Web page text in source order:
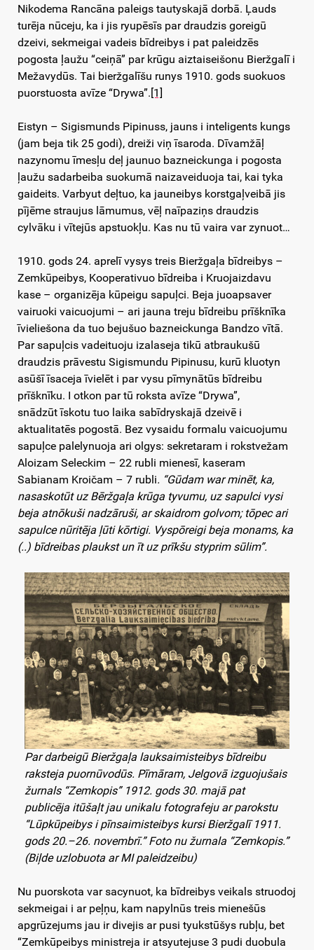
Nikodema Rancāna paleigs tautyskajā dorbā. Ļauds
turēja nūceju, ka i jis ryupēsīs par draudzis goreigū
dzeivi, sekmeigai vadeis bīdreibys i pat paleidzēs
pogosta ļaužu “ceiņā” par krūgu aiztaiseišonu Bieržgalī i
Mežavydūs. Tai bieržgalīšu runys 1910. gods suokuos
puorstuosta avīze “Drywa”. [1]
Eistyn – Sigismunds Pipinuss, jauns i inteligents kungs
(jam beja tik 25 godi), dreiži viņ īsaroda. Dīvamžāļ
nazynomu īmesļu deļ jaunuo bazneickunga i pogosta
ļaužu sadarbeiba suokumā naizaveiduoja tai, kai tyka
gaideits. Varbyut deļtuo, ka jauneibys korstgaļveibā jis
pījēme straujus lāmumus, vēļ naīpaziņs draudzis
cylvāku i vītejūs apstuokļu. Kas nu tū vaira var zynuot…
1910. gods 24. aprelī vysys treis Bieržgaļa bīdreibys –
Zemkūpeibys, Kooperativuo bīdreiba i Kruojaizdavu
kase – organizēja kūpeigu sapuļci. Beja juoapsaver
vairuoki vaicuojumi – ari jauna treju bīdreibu prīšknīka
īvieliešona da tuo bejušuo bazneickunga Bandzo vītā.
Par sapuļcis vadeituoju izalaseja tikū atbraukušū
draudzis prāvestu Sigismundu Pipinusu, kurū kluotyn
asūšī īsaceja īvielēt i par vysu pīmynātūs bīdreibu
prīšknīku. I otkon par tū roksta avīze “Drywa”,
snādzūt īskotu tuo laika sabīdryskajā dzeivē i
aktualitatēs pogostā. Bez vysaidu formalu vaicuojumu
sapuļce palelynuoja ari olgys: sekretaram i rokstvežam
Aloizam Seleckim – 22 rubli mienesī, kaseram
Sabianam Kroičam – 7 rubli. “Gūdam war minēt, ka,
nasaskotūt uz Bēržgaļa krūga tyvumu, uz sapulci vysi
beja atnōkuši nadzāruši, ar skaidrom golvom; tōpec ari
sapulce nūritēja ļūti kōrtigi. Vyspōreigi beja monams, ka
(..) bīdreibas plaukst un īt uz prīkšu styprim sūlim”.
Par darbeigū Bieržgaļa lauksaimisteibys bīdreibu
raksteja puornūvodūs. Pīmāram, Jelgovā izguojušais
žurnals “Zemkopis” 1912. gods 30. majā pat
publicēja itūšaļt jau unikalu fotografeju ar parokstu
“Lūpkūpeibys i pīnsaimisteibys kursi Bieržgalī 1911.
gods 20.–26. novembrī.” Foto nu žurnala “Zemkopis.”
(Biļde uzlobuota ar MI paleidzeibu)
Nu puorskota var sacynuot, ka bīdreibys veikals struodoj
sekmeigai i ar peļņu, kam napylnūs treis mienešūs
apgrūzejums jau ir divejis ar pusi tyukstūšys rubļu, bet
“Zemkūpeibys ministreja ir atsyutejuse 3 pudi duobula